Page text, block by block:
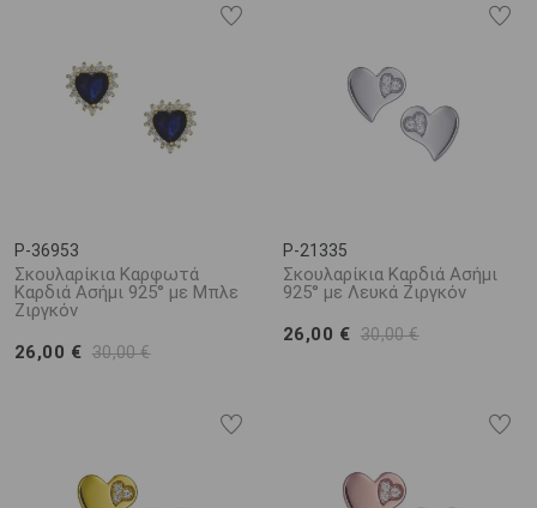
P-36953
Σκουλαρίκια Καρφωτά
Καρδιά Ασήμι 925° με Μπλε
Ζιργκόν
26,00 € 30,00 €
P-21335
Σκουλαρίκια Καρδιά Ασήμι
925° με Λευκά Ζιργκόν
26,00 € 30,00 €